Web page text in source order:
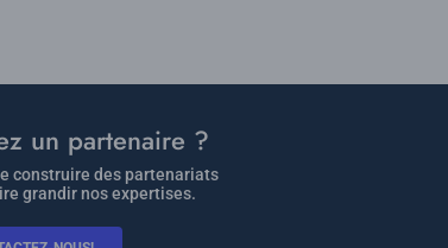
un partenaire ?
construire des partenariats
grandir nos expertises.